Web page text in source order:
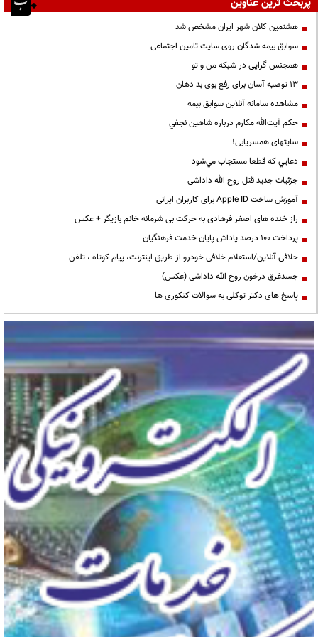
هشتمین کلان شهر ایران مشخص شد
سوابق بیمه شدگان روی سایت تامین اجتماعی
همجنس گرایی در شبکه من و تو
13 توصیه آسان برای رفع بوی بد دهان
مشاهده سامانه آنلاين سوابق بیمه
حكم آيت‌الله مكارم درباره شاهين نجفي
سایتهای همسریابی!
دعايي كه قطعا مستجاب مي‌شود
جزئیات جدید قتل روح الله داداشی
آموزش ساخت Apple ID برای کاربران ایرانی
راز خنده های اصغر فرهادی به حرکت بی شرمانه خانم بازیگر + عکس
پرداخت ۱۰۰ درصد پاداش پایان خدمت فرهنگیان
خلافی آنلاین/استعلام خلافی خودرو از طریق اینترنت، پیام کوتاه ، تلفن
جسدغرق درخون روح الله داداشی (عکس)
پاسخ های دکتر توکلی به سوالات کنکوری ها